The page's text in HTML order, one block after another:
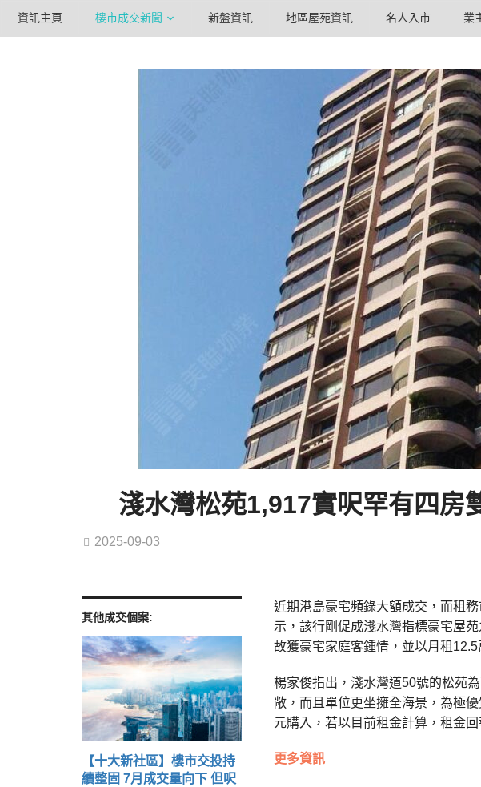
資訊主頁 樓市成交新聞 新盤資訊 地區屋苑資訊 名人入市 業
淺水灣松苑1,917實呎罕有四房
2025-09-03
其他成交個案:
【十大新社區】樓市交投持
續整固 7月成交量向下 但呎
近期港島豪宅頻錄大額成交，而租
示，該行剛促成淺水灣指標豪宅屋苑
故獲豪宅家庭客鍾情，並以月租
楊家俊指出，淺水灣道50號的松苑
敞，而且單位更坐擁全海景，為極
元購入，若以目前租金計算，租金回
更多資訊